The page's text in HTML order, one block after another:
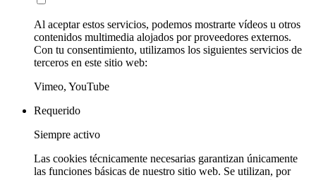
Al aceptar estos servicios, podemos mostrarte vídeos u otros
contenidos multimedia alojados por proveedores externos.
Con tu consentimiento, utilizamos los siguientes servicios de
terceros en este sitio web:
Vimeo, YouTube
Requerido
Siempre activo
Las cookies técnicamente necesarias garantizan únicamente
las funciones básicas de nuestro sitio web. Se utilizan, por